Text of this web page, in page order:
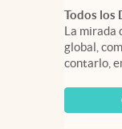
Todos los
La mirada
global,
contarlo,